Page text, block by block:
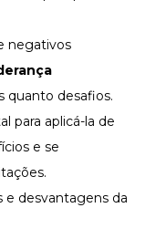
negativos
quanto desafios.
para aplicá-la de
e se
e desvantagens da